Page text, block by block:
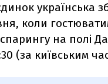
українська
коли
на полі
(за київським